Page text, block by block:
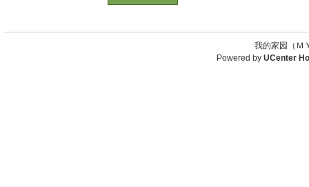
我的家园（
Powered by UCenter